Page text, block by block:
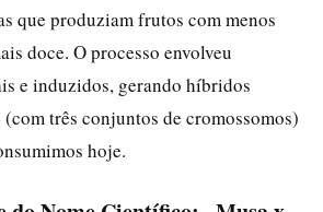
que produziam frutos com menos
doce. O processo envolveu
e induzidos, gerando híbridos
três conjuntos de cromossomos)
hoje.